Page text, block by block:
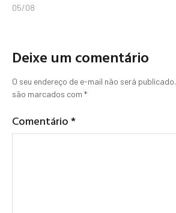
05/08
Deixe um comentário
O seu endereço de e-mail não será publicado.
são marcados com *
Comentário*